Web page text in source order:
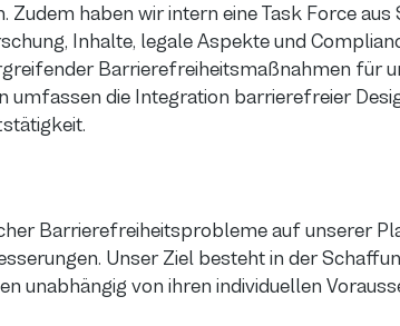
Zudem haben wir intern eine Task Force
Inhalte, legale Aspekte und
Barrierefreiheitsmaßnahmen für
umfassen die Integration barrierefreier
Barrierefreiheitsprobleme auf unserer
Unser Ziel besteht in der
unabhängig von ihren individuellen